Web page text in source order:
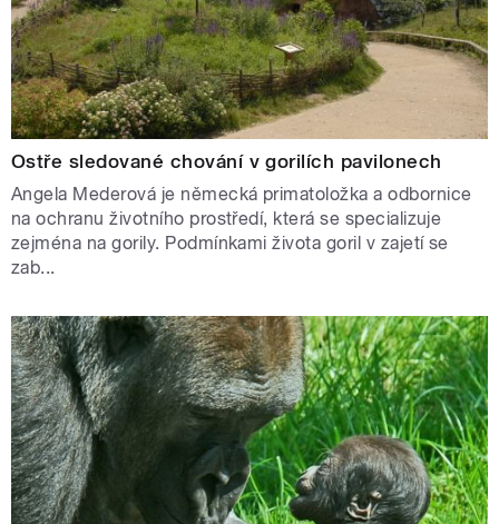
Ostře sledované chování v gorilích pavilonech
Angela Mederová je německá primatoložka a odbornice
na ochranu životního prostředí, která se specializuje
zejména na gorily. Podmínkami života goril v zajetí se
zab...